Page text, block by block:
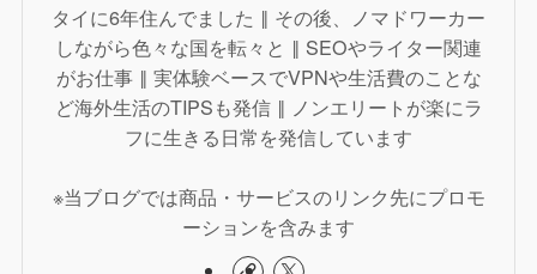
タイに6年住んでました ‖ その後、ノマドワーカー
しながら色々な国を転々と ‖ SEOやライター関連
がお仕事 ‖ 実体験ベースでVPNや生活費のことな
ど海外生活のTIPSも発信 ‖ ノンエリートが楽にラ
フに生きる日常を発信しています
※当ブログでは商品・サービスのリンク先にプロモ
ーションを含みます